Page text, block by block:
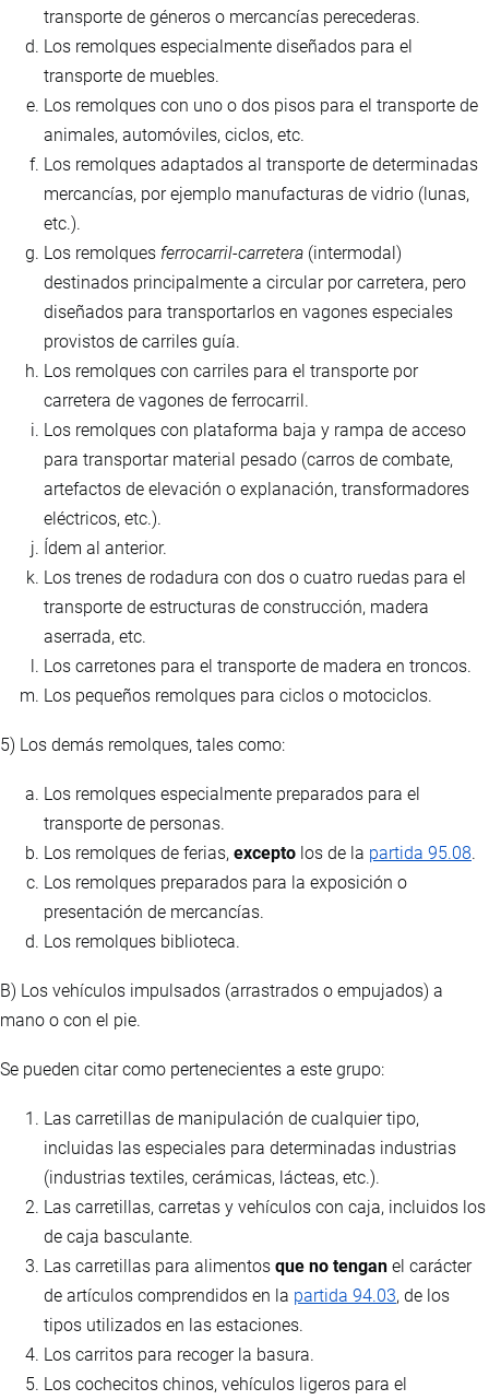
transporte de géneros o mercancías perecederas.
Los remolques especialmente diseñados para el
transporte de muebles.
Los remolques con uno o dos pisos para el transporte de
animales, automóviles, ciclos, etc.
Los remolques adaptados al transporte de determinadas
mercancías, por ejemplo manufacturas de vidrio (lunas,
etc.).
Los remolques ferrocarril-carretera (intermodal)
destinados principalmente a circular por carretera, pero
diseñados para transportarlos en vagones especiales
provistos de carriles guía.
Los remolques con carriles para el transporte por
carretera de vagones de ferrocarril.
Los remolques con plataforma baja y rampa de acceso
para transportar material pesado (carros de combate,
artefactos de elevación o explanación, transformadores
eléctricos, etc.).
Ídem al anterior.
Los trenes de rodadura con dos o cuatro ruedas para el
transporte de estructuras de construcción, madera
aserrada, etc.
Los carretones para el transporte de madera en troncos.
Los pequeños remolques para ciclos o motociclos.
5) Los demás remolques, tales como:
Los remolques especialmente preparados para el
transporte de personas.
Los remolques de ferias, excepto los de la partida 95.08.
Los remolques preparados para la exposición o
presentación de mercancías.
Los remolques biblioteca.
B) Los vehículos impulsados (arrastrados o empujados) a
mano o con el pie.
Se pueden citar como pertenecientes a este grupo:
Las carretillas de manipulación de cualquier tipo,
incluidas las especiales para determinadas industrias
(industrias textiles, cerámicas, lácteas, etc.).
Las carretillas, carretas y vehículos con caja, incluidos los
de caja basculante.
Las carretillas para alimentos que no tengan el carácter
de artículos comprendidos en la partida 94.03, de los
tipos utilizados en las estaciones.
Los carritos para recoger la basura.
Los cochecitos chinos, vehículos ligeros para el